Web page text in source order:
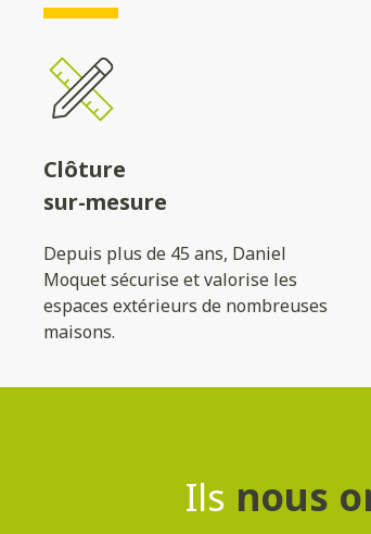
Clôture
sur-mesure
Depuis plus de 45 ans, Daniel
Moquet sécurise et valorise les
espaces extérieurs de nombreuses
maisons.
Ils nous